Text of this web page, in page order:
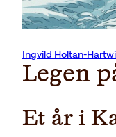
Ingvild Holtan-
Legen
Et år i